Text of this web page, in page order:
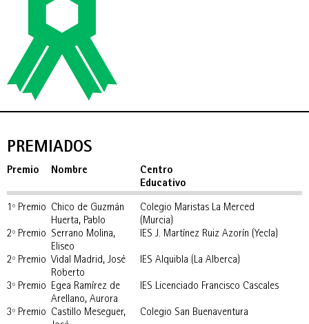
PREMIADOS
Premio Nombre
Centro
Educativo
1º Premio Chico de Guzmán
Huerta, Pablo
Colegio Maristas La Merced
(Murcia)
2º Premio Serrano Molina,
Eliseo
IES J. Martínez Ruiz Azorín (Yecla)
2º Premio Vidal Madrid, José
Roberto
IES Alquibla (La Alberca)
3º Premio Egea Ramírez de
Arellano, Aurora
IES Licenciado Francisco Cascales
3º Premio Castillo Meseguer,
Colegio San Buenaventura